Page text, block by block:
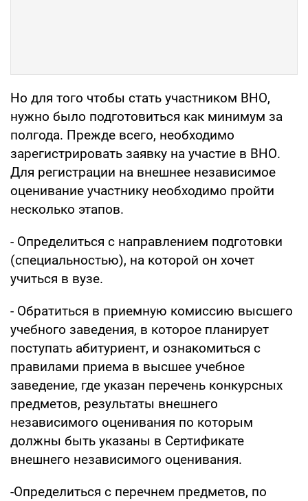
Но для того чтобы стать участником ВНО,
нужно было подготовиться как минимум за
полгода. Прежде всего, необходимо
зарегистрировать заявку на участие в ВНО.
Для регистрации на внешнее независимое
оценивание участнику необходимо пройти
несколько этапов.
- Определиться с направлением подготовки
(специальностью), на которой он хочет
учиться в вузе.
- Обратиться в приемную комиссию высшего
учебного заведения, в которое планирует
поступать абитуриент, и ознакомиться с
правилами приема в высшее учебное
заведение, где указан перечень конкурсных
предметов, результаты внешнего
независимого оценивания по которым
должны быть указаны в Сертификате
внешнего независимого оценивания.
-Определиться с перечнем предметов, по